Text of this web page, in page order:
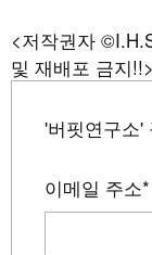
<저작권자
및 재배포 금지!!>
'버핏연구소'
이메일 주소*